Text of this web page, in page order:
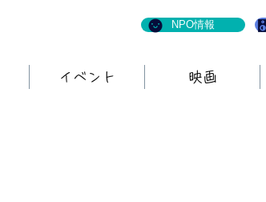
NPO情報
イベント 映画